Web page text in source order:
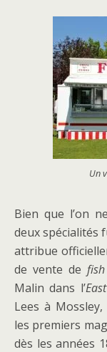
Un
Bien que l’on
deux spécialités
attribue
de vente de
Malin dans l’
Lees à Mossley,
les premiers
dès les années